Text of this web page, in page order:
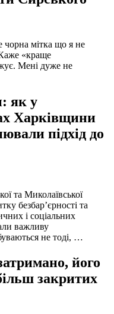
чорна мітка що я не
«краще
Мені дуже не
як у
Харківщини
підхід до
та Миколаївської
безбар’єрності та
і соціальних
важливу
не тоді, …
його
закритих